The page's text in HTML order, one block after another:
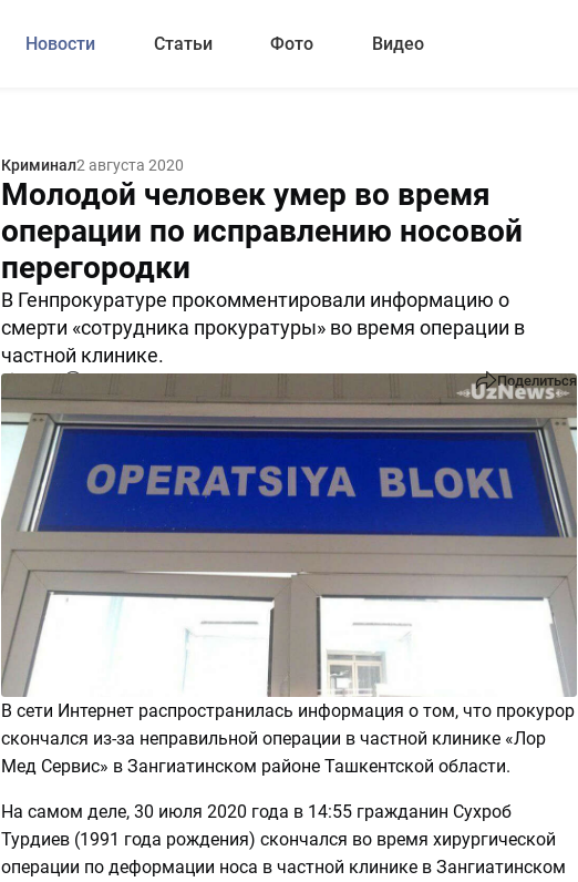
Новости Статьи Фото Видео
Криминал2 августа 2020
Молодой человек умер во время
операции по исправлению носовой
перегородки
В Генпрокуратуре прокомментировали информацию о
смерти «сотрудника прокуратуры» во время операции в
частной клинике.
Поделиться
В сети Интернет распространилась информация о том, что прокурор
скончался из-за неправильной операции в частной клинике «Лор
Мед Сервис» в Зангиатинском районе Ташкентской области.
На самом деле, 30 июля 2020 года в 14:55 гражданин Сухроб
Турдиев (1991 года рождения) скончался во время хирургической
операции по деформации носа в частной клинике в Зангиатинском